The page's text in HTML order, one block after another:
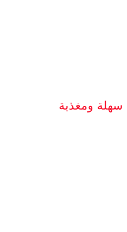
ومغذية